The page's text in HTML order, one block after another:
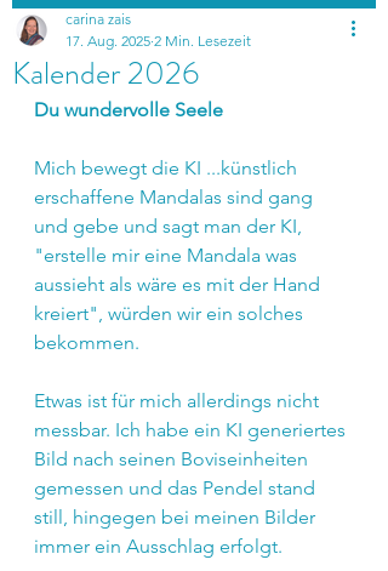
Kalender 2026
carina zais
17. Aug. 2025 2 Min. Lesezeit
Du wundervolle Seele
Mich bewegt die KI ...künstlich
erschaffene Mandalas sind gang
und gebe und sagt man der KI,
"erstelle mir eine Mandala was
aussieht als wäre es mit der Hand
kreiert", würden wir ein solches
bekommen.
Etwas ist für mich allerdings nicht
messbar. Ich habe ein KI generiertes
Bild nach seinen Boviseinheiten
gemessen und das Pendel stand
still, hingegen bei meinen Bilder
immer ein Ausschlag erfolgt.